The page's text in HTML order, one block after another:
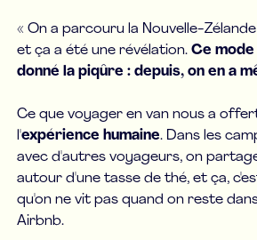
« On a parcouru la Nouvelle-
et ça a été une révélation.Ce mode
donné la piqûre : depuis, on en a
Ce que voyager en van nous a
l'expérience humaine. Dans les
avec d'autres voyageurs, on
autour d'une tasse de thé, et ça,
qu'on ne vit pas quand on reste
Airbnb.